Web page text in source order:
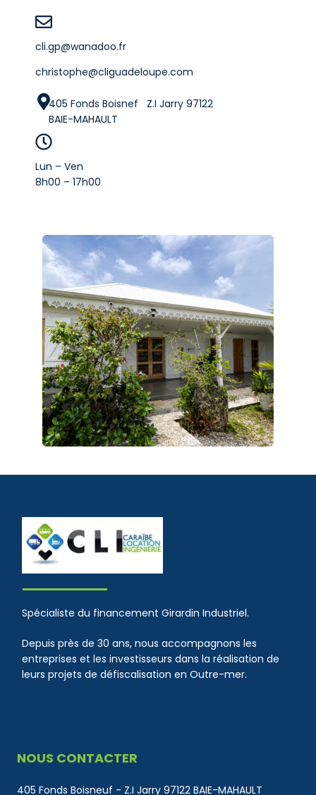
cli.gp@wanadoo.fr
christophe@cliguadeloupe.com
405 Fonds Boisnef Z.I Jarry 97122
BAIE-MAHAULT
Lun – Ven
8h00 – 17h00
Spécialiste du financement Girardin Industriel.
Depuis près de 30 ans, nous accompagnons les
entreprises et les investisseurs dans la réalisation de
leurs projets de défiscalisation en Outre-mer.
NOUS CONTACTER
405 Fonds Boisneuf - Z.I Jarry 97122 BAIE-MAHAULT